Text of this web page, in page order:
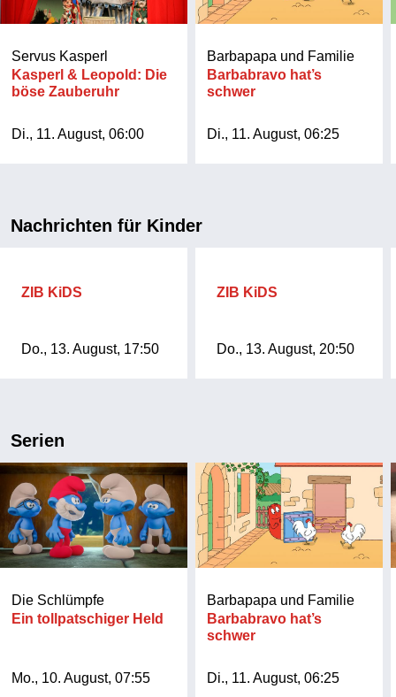
Servus Kasperl
Kasperl & Leopold: Die
böse Zauberuhr
Di., 11. August, 06:00
Barbapapa und Familie
Barbabravo hat’s
schwer
Di., 11. August, 06:25
Nachrichten für Kinder
ZIB KiDS
Do., 13. August, 17:50
ZIB KiDS
Do., 13. August, 20:50
Serien
Die Schlümpfe
Ein tollpatschiger Held
Mo., 10. August, 07:55
Barbapapa und Familie
Barbabravo hat’s
schwer
Di., 11. August, 06:25